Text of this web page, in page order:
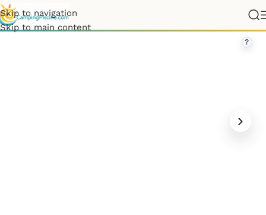
Skip to navigation
Skip to main content
Normandie »Calvados
?